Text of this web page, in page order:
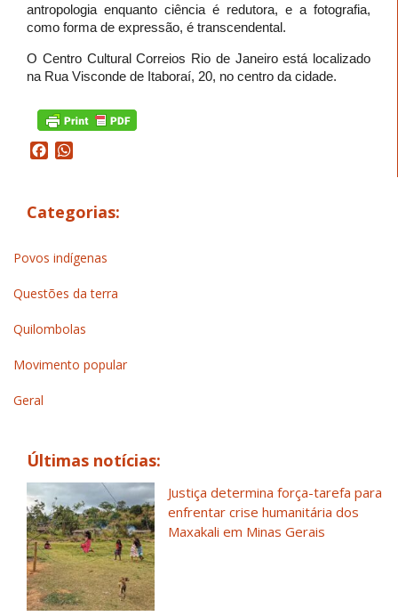
antropologia enquanto ciência é redutora, e a fotografia,
como forma de expressão, é transcendental.
O Centro Cultural Correios Rio de Janeiro está localizado
na Rua Visconde de Itaboraí, 20, no centro da cidade.
Facebook
Categorias:
Povos indígenas
Questões da terra
Quilombolas
Movimento popular
Geral
Últimas notícias:
Justiça determina força-tarefa para
enfrentar crise humanitária dos
Maxakali em Minas Gerais